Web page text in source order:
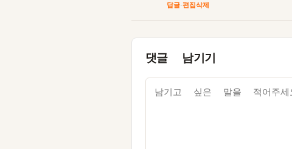
답글·편집삭제
댓글 남기기